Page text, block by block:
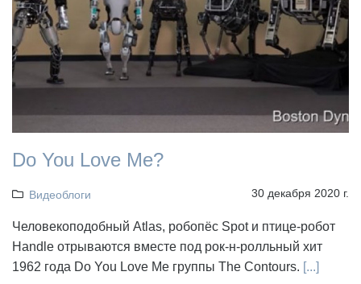
Do You Love Me?
Видеоблоги 30 декабря 2020 г.
Человекоподобный Atlas, робопёс Spot и птице-робот
Handle отрываются вместе под рок-н-ролльный хит
1962 года Do You Love Me группы The Contours. [...]